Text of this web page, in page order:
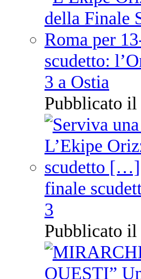
scudetto:
3 a Ostia
Pubblicato il
finale
3
Pubblicato il